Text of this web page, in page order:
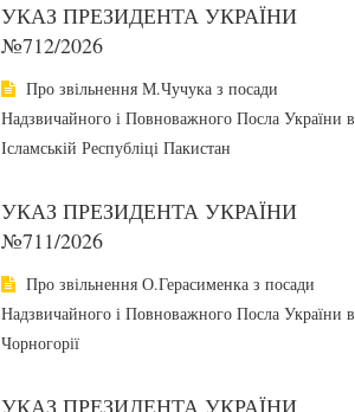
УКАЗ ПРЕЗИДЕНТА УКРАЇНИ
№712/2026
Про звільнення М.Чучука з посади
Надзвичайного і Повноважного Посла України в
Ісламській Республіці Пакистан
УКАЗ ПРЕЗИДЕНТА УКРАЇНИ
№711/2026
Про звільнення О.Герасименка з посади
Надзвичайного і Повноважного Посла України в
Чорногорії
УКАЗ ПРЕЗИДЕНТА УКРАЇНИ